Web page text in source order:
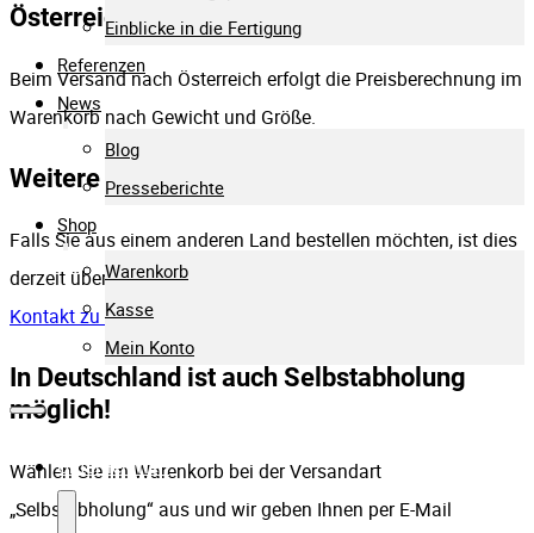
Einblicke in die Fertigung
Referenzen
News
Blog
Presseberichte
Shop
Warenkorb
Kasse
Mein Konto
Unternehmen
Österreich
Beim Versand nach Österreich erfolgt die Preisberechnung im
Warenkorb nach Gewicht und Größe.
Weitere Länder
Falls Sie aus einem anderen Land bestellen möchten, ist dies
derzeit über den Shop nicht möglich. Bitte
Kontakt zu uns auf
In Deutschland ist auch Selbstabholung
möglich!
Wählen Sie im Warenkorb bei der Versandart
„Selbstabholung“ aus und wir geben Ihnen per E-Mail